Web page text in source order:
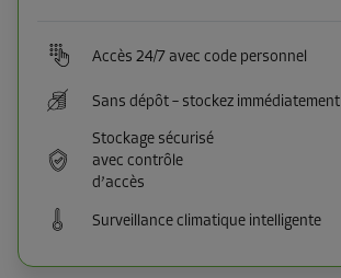
Accès 24/7 avec code personnel
Sans dépôt – stockez immédiatement
Stockage sécurisé
avec contrôle
d’accès
Surveillance climatique intelligente